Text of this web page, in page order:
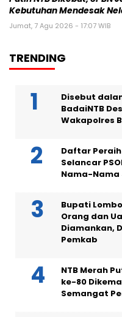
Kebutuhan Mendesak
Jumat, 7 Agu 2026 - 17:07 WIB
TRENDING
Disebut
BadaiNTB
Wakapolres
Daftar
Selancar
Nama-Nama
Bupati
Orang dan
Diamankan,
Pemkab
NTB Merah
ke-80
Semangat